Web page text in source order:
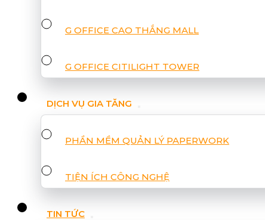
G OFFICE CAO THẮNG MALL
G OFFICE CITILIGHT TOWER
DỊCH VỤ GIA TĂNG
PHẦN MỀM QUẢN LÝ PAPERWORK
TIỆN ÍCH CÔNG NGHỆ
TIN TỨC